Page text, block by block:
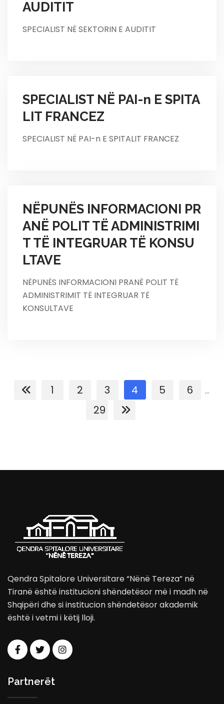
AUDITIT
SPECIALIST NË SEKTORIN E AUDITIT
SPECIALIST NË PAI-n E SPITA
LIT FRANCEZ
SPECIALIST NË PAI-n E SPITALIT FRANCEZ
NËPUNËS INFORMACIONI PR
ANË POLIT TË ADMINISTRIMI
T TË INTEGRUAR TË KONSU
LTAVE
NËPUNËS INFORMACIONI PRANË POLIT TË
ADMINISTRIMIT TË INTEGRUAR TË
KONSULTAVE
1 2 3 4 5 6 ...
29
Qendra Spitalore Universitare “Nënë Tereza” në
Tiranë është institucioni shëndetësor më i madh në
Shqipëri dhe si institucion shëndetësor akademik
është i vetmi i këtij lloji.
Partnerët